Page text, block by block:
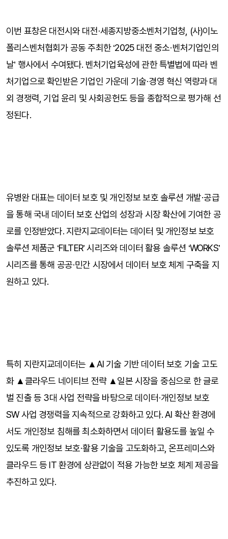
이번 표창은 대전시와 대전·세종지방중소벤처기업청, (사)이노
폴리스벤처협회가 공동 주최한 ‘2025 대전 중소·벤처기업인의
날’ 행사에서 수여됐다. 벤처기업육성에 관한 특별법에 따라 벤
처기업으로 확인받은 기업인 가운데 기술·경영 혁신 역량과 대
외 경쟁력, 기업 윤리 및 사회공헌도 등을 종합적으로 평가해 선
정된다.
유병완 대표는 데이터 보호 및 개인정보 보호 솔루션 개발·공급
을 통해 국내 데이터 보호 산업의 성장과 시장 확산에 기여한 공
로를 인정받았다. 지란지교데이터는 데이터 및 개인정보 보호
솔루션 제품군 ‘FILTER’ 시리즈와 데이터 활용 솔루션 ‘WORKS’
시리즈를 통해 공공·민간 시장에서 데이터 보호 체계 구축을 지
원하고 있다.
특히 지란지교데이터는 ▲AI 기술 기반 데이터 보호 기술 고도
화 ▲클라우드 네이티브 전략 ▲일본 시장을 중심으로 한 글로
벌 진출 등 3대 사업 전략을 바탕으로 데이터·개인정보 보호
SW 사업 경쟁력을 지속적으로 강화하고 있다. AI 확산 환경에
서도 개인정보 침해를 최소화하면서 데이터 활용도를 높일 수
있도록 개인정보 보호·활용 기술을 고도화하고, 온프레미스와
클라우드 등 IT 환경에 상관없이 적용 가능한 보호 체계 제공을
추진하고 있다.